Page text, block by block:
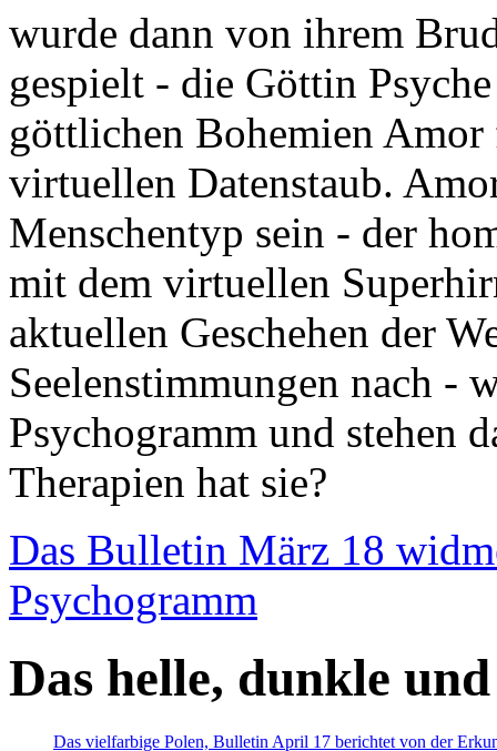
wurde dann von ihrem
gespielt - die Göttin
göttlichen Bohemien
virtuellen Datenstaub.
Menschentyp sein - der
mit dem virtuellen
aktuellen Geschehen der
Seelenstimmungen nach -
Psychogramm und stehen
Therapien hat sie?
Das Bulletin März 18
Psychogramm
Das helle, dunkle
Das vielfarbige Polen, Bulletin April 17 berichtet von der